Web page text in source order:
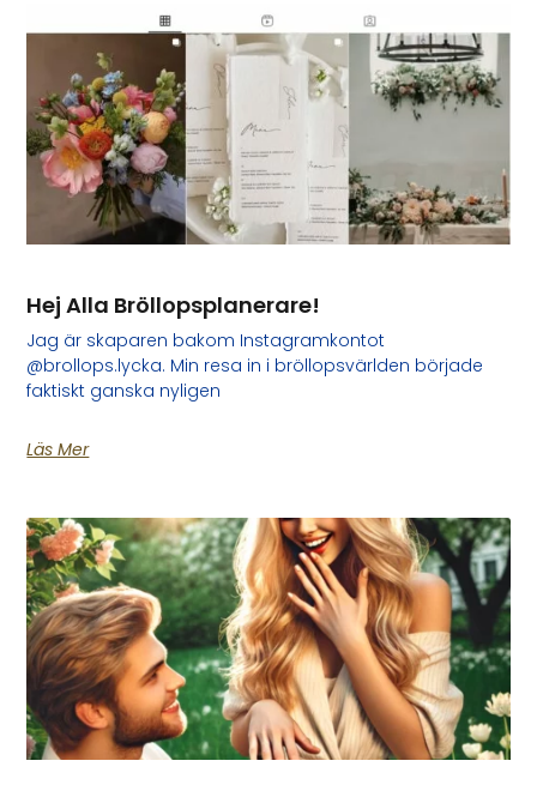
Hej Alla Bröllopsplanerare!
Jag är skaparen bakom Instagramkontot
@brollops.lycka. Min resa in i bröllopsvärlden började
faktiskt ganska nyligen
Läs Mer